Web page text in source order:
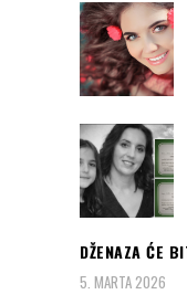
DŽENAZA ĆE
5. MARTA 2026